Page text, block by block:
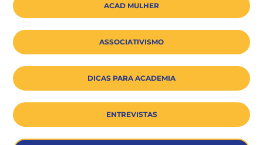
ACAD MULHER
ASSOCIATIVISMO
DICAS PARA ACADEMIA
ENTREVISTAS